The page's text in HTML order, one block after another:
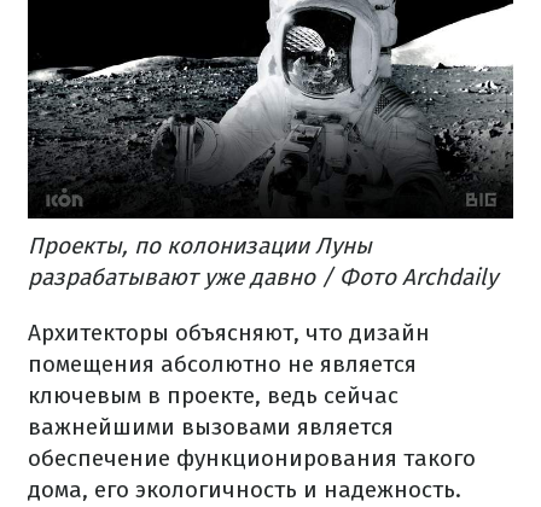
Проекты, по колонизации Луны
разрабатывают уже давно / Фото Archdaily
Архитекторы объясняют, что дизайн
помещения абсолютно не является
ключевым в проекте, ведь сейчас
важнейшими вызовами является
обеспечение функционирования такого
дома, его экологичность и надежность.